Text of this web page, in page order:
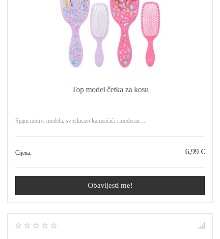
Top model četka za kosu
Sjajni motivi modela, svjetlucavi kamenčići i moderan ...
Cijena: 6,99 €
Obavijesti me!